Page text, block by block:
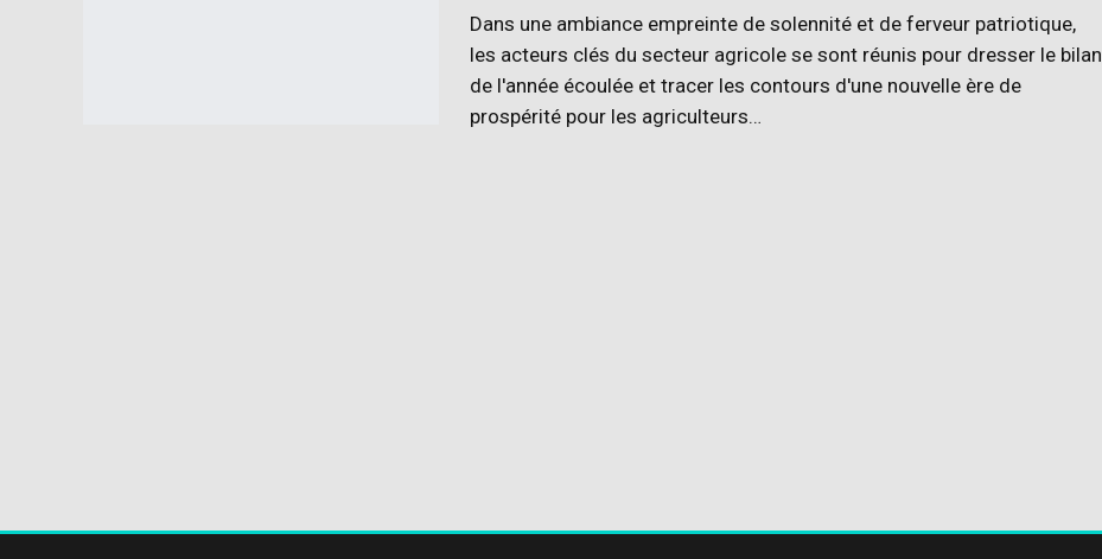
Dans une ambiance empreinte de solennité et de ferveur patriotique,
les acteurs clés du secteur agricole se sont réunis pour dresser le bilan
de l'année écoulée et tracer les contours d'une nouvelle ère de
prospérité pour les agriculteurs…